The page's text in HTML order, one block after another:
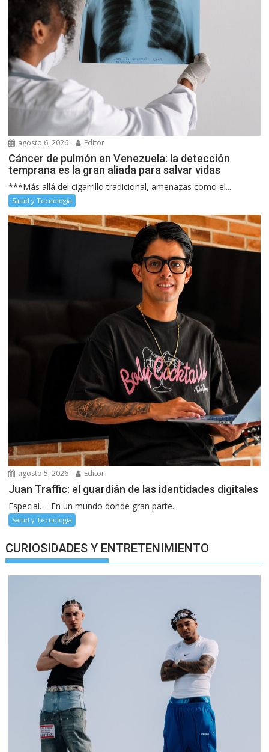
agosto 6, 2026 Editor
Cáncer de pulmón en Venezuela: la detección
temprana es la gran aliada para salvar vidas
***Más allá del cigarrillo tradicional, amenazas como el...
Salud y Tecnología
agosto 5, 2026 Editor
Juan Traffic: el guardián de las identidades digitales
Especial. – En un mundo donde gran parte...
Salud y Tecnología
CURIOSIDADES Y ENTRETENIMIENTO